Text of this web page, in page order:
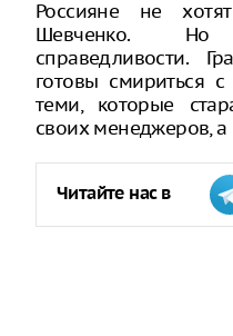
Россияне не
Шевченко. Но
справедливости.
готовы смириться
теми, которые
своих менеджеров, а
Читайте нас в